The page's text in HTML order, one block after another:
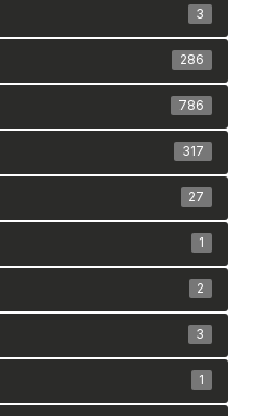
3
286
786
317
27
1
2
3
1